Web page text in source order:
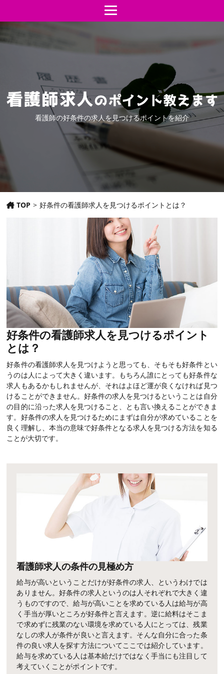
看護師の好条件の求人を見つけるポイントを紹介
TOP > 好条件の看護師求人を見つけるポイントとは？
好条件の看護師求人を見つけるポイント
とは？
好条件の看護師求人を見つけようと思っても、そもそも好条件とい
うのは人によって大きく違います。もちろん誰にとっても好条件な
求人もあるかもしれませんが、それはよほど運が良くなければ見つ
けることができません。好条件の求人を見つけるということは自分
の目的に沿った求人を見つけること、とも言い換えることができま
す。好条件の求人を見つけるためにまずは自分が求めていることを
良く理解し、本当の意味で好条件となる求人を見つける方法を知る
ことが大切です。
看護師求人の条件の見極め方
給与が高いということだけが好条件の求人、というわけでは
ありません。好条件の求人というのは人それぞれで大きく違
うものですので、給与が高いことを求めている人は給与が高
く手当が厚いところが好条件と言えます。逆に給料はそこま
で求めずに残業のない環境を求めている人にとっては、残業
なしの求人が条件が良いと言えます。そんな自分に合った条
件の良い求人を探す方法についてここでは紹介しています。
給与を求めている人は基本給だけではなく手当にも注目して
考えていくことがポイントです。